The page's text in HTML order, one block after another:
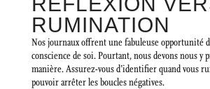
RUMINATION
Nos journaux offrent une fabuleuse opportunité
conscience de soi. Pourtant, nous devons nous y
manière. Assurez-vous d’identifier quand vous
pouvoir arrêter les boucles négatives.